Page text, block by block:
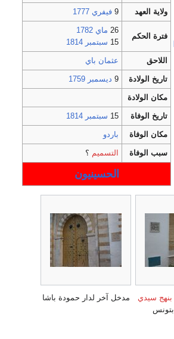
ولاية العهد 9 فيفري 1777
فترة الحكم
26 ماي 1782
15 سبتمبر 1814
اللاحق عثمان باي
تاريخ الولادة 9 ديسمبر 1759
مكان الولادة
تاريخ الوفاة 15 سبتمبر 1814
مكان الوفاة باردو
سبب الوفاة التسميم ؟
الحسينيون
بنهج سيدي
بتونس
مدخل آخر لدار حمودة باشا